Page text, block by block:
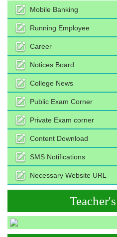
Mobile Banking
Running Employee
Career
Notices Board
College News
Public Exam Corner
Private Exam corner
Content Download
SMS Notifications
Necessary Website URL